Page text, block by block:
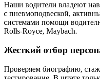
Наши водители владеют
с пневмоподвеской,
системами помощи
Rolls-Royce, Maybach.
Жесткий отбор
Проверяем биографию,